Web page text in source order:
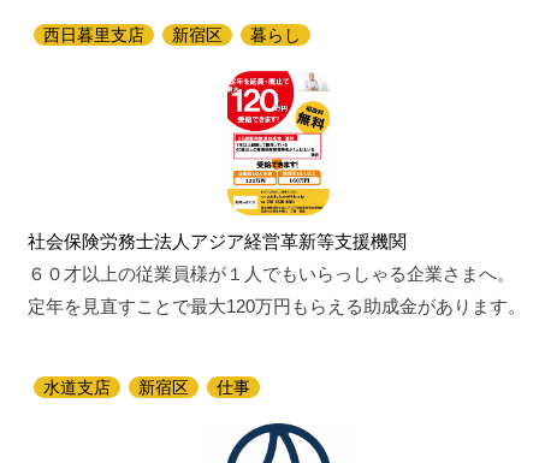
西日暮里支店 新宿区 暮らし
社会保険労務士法人アジア経営革新等支援機関
６０才以上の従業員様が１人でもいらっしゃる企業さまへ。
定年を見直すことで最大120万円もらえる助成金があります。
水道支店 新宿区 仕事